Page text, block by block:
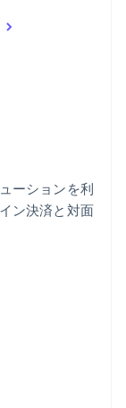
ーションを利
ン決済と対面